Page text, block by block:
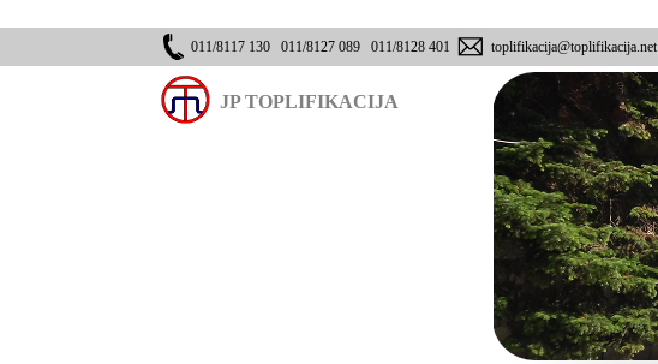
011/8117 130 011/8127 089 011/8128 401 toplifikacija@toplifikacija.net
JP TOPLIFIKACIJA